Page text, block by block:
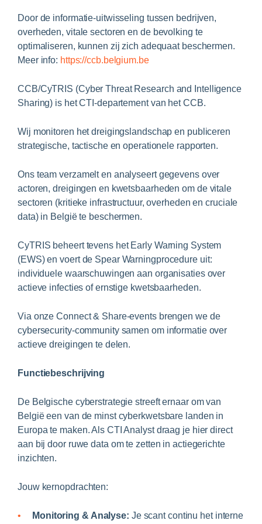
Door de informatie-uitwisseling tussen bedrijven,
overheden, vitale sectoren en de bevolking te
optimaliseren, kunnen zij zich adequaat beschermen.
Meer info: https://ccb.belgium.be
CCB/CyTRIS (Cyber Threat Research and Intelligence
Sharing) is het CTI-departement van het CCB.
Wij monitoren het dreigingslandschap en publiceren
strategische, tactische en operationele rapporten.
Ons team verzamelt en analyseert gegevens over
actoren, dreigingen en kwetsbaarheden om de vitale
sectoren (kritieke infrastructuur, overheden en cruciale
data) in België te beschermen.
CyTRIS beheert tevens het Early Warning System
(EWS) en voert de Spear Warningprocedure uit:
individuele waarschuwingen aan organisaties over
actieve infecties of ernstige kwetsbaarheden.
Via onze Connect & Share-events brengen we de
cybersecurity-community samen om informatie over
actieve dreigingen te delen.
Functiebeschrijving
De Belgische cyberstrategie streeft ernaar om van
België een van de minst cyberkwetsbare landen in
Europa te maken. Als CTI Analyst draag je hier direct
aan bij door ruwe data om te zetten in actiegerichte
inzichten.
Jouw kernopdrachten:
Monitoring & Analyse: Je scant continu het interne